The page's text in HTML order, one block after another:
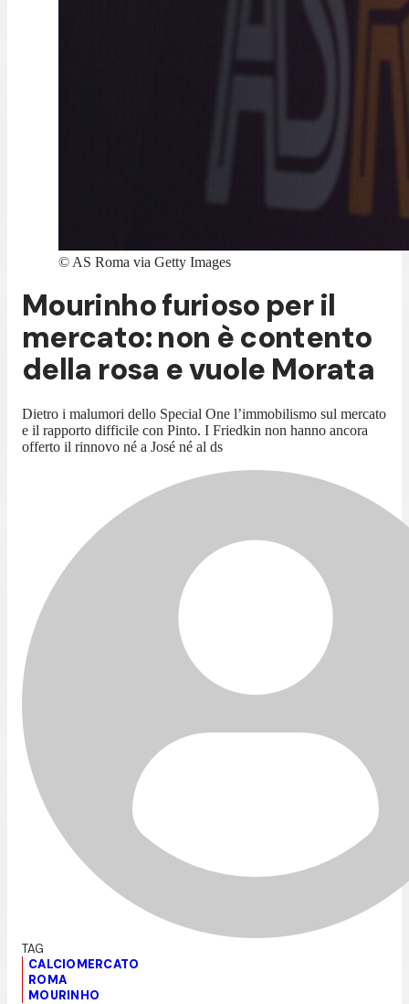
© AS Roma via Getty Images
Mourinho furioso per il
mercato: non è contento
della rosa e vuole Morata
Dietro i malumori dello Special One l’immobilismo sul mercato
e il rapporto difficile con Pinto. I Friedkin non hanno ancora
offerto il rinnovo né a José né al ds
CALCIOMERCATO
ROMA
MOURINHO